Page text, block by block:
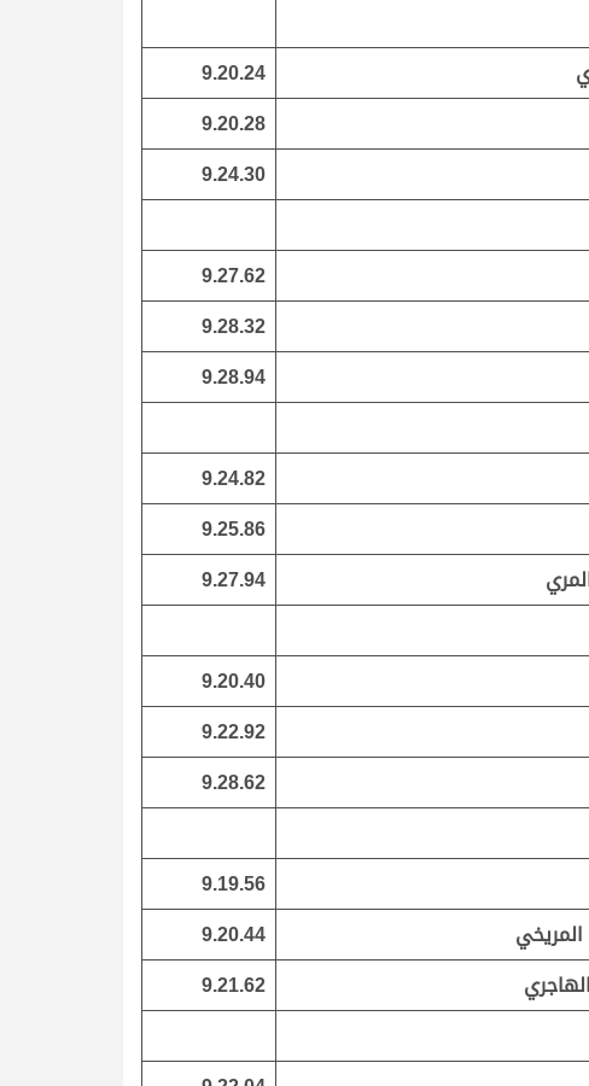
9.20.24
9.20.28
9.24.30
9.27.62
9.28.32
9.28.94
9.24.82
9.25.86
9.27.94
9.20.40
9.22.92
9.28.62
9.19.56
9.20.44
9.21.62